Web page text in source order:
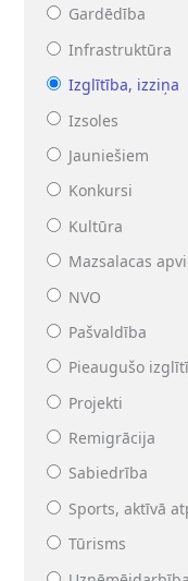
Gardēdība
Infrastruktūra
Izglītība, izziņa
Izsoles
Jauniešiem
Konkursi
Kultūra
Mazsalacas
NVO
Pašvaldība
Pieaugušo
Projekti
Remigrācija
Sabiedrība
Sports, aktīvā
Tūrisms